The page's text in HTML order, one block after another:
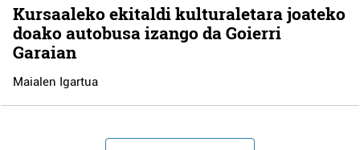
Kursaaleko ekitaldi kulturaletara joateko
doako autobusa izango da Goierri
Garaian
Maialen Igartua